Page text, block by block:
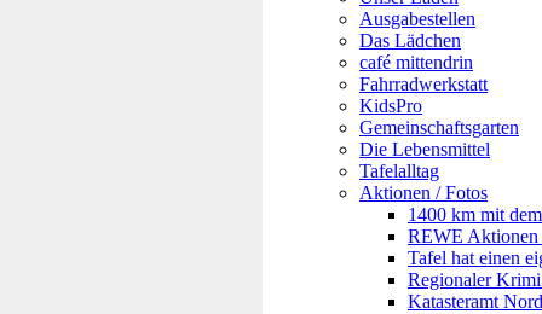
Ausgabestellen
Das Lädchen
café mittendrin
Fahrradwerkstatt
KidsPro
Gemeinschaftsgarten
Die Lebensmittel
Tafelalltag
Aktionen / Fotos
1400 km mit
REWE Aktionen
Tafel hat einen
Regionaler
Katasteramt